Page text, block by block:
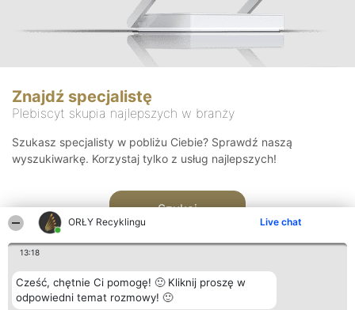
ORŁY Recyklingu Live chat
13:18
Cześć, chętnie Ci pomogę! 🙂 Kliknij proszę w
odpowiedni temat rozmowy! 🙂
Znajdź specjalistę
Plebiscyt skupia najlepszych w branży
Szukasz specjalisty w pobliżu Ciebie? Sprawdź naszą
wyszukiwarkę. Korzystaj tylko z usług najlepszych!
Szukaj